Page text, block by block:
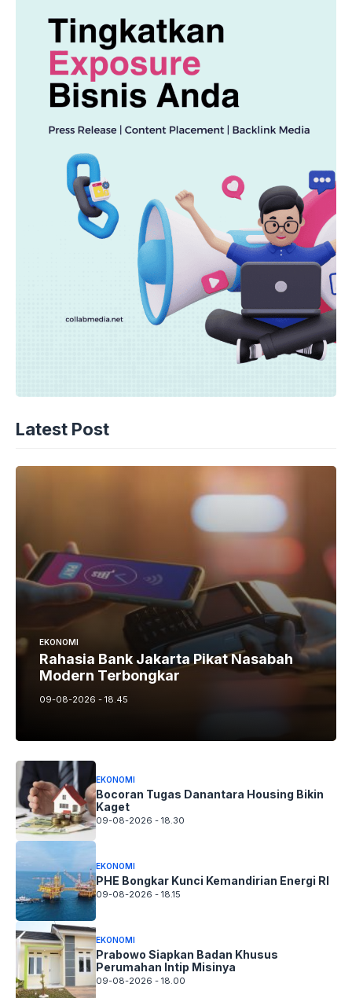
Latest Post
EKONOMI
Rahasia Bank Jakarta Pikat Nasabah
Modern Terbongkar
09-08-2026 - 18.45
EKONOMI
Bocoran Tugas Danantara Housing Bikin
Kaget
09-08-2026 - 18.30
EKONOMI
PHE Bongkar Kunci Kemandirian Energi RI
09-08-2026 - 18.15
EKONOMI
Prabowo Siapkan Badan Khusus
Perumahan Intip Misinya
09-08-2026 - 18.00